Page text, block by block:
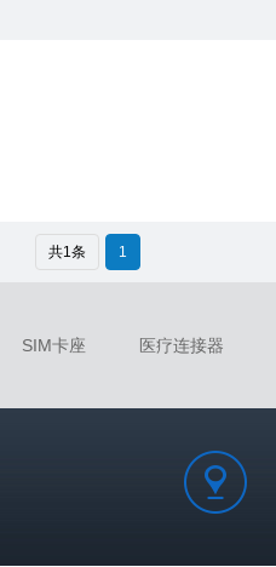
共1条 1
SIM卡座 医疗连接器